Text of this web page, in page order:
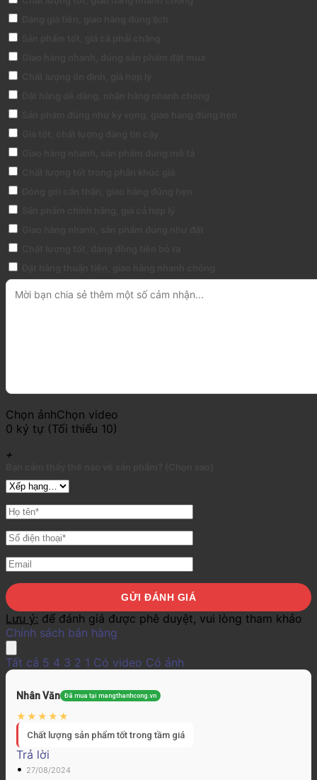
Chọn ảnhChọn video
0 ký tự (Tối thiểu 10)
+
Lưu ý: để đánh giá được phê duyệt, vui lòng tham khảo
Chính sách bán hàng
Tất cả 5 4 3 2 1 Có video Có ảnh
Nhân Văn Đã mua tại mangthanhcong.vn
Chất lượng sản phẩm tốt trong tầm giá
Trả lời
• 27/08/2024